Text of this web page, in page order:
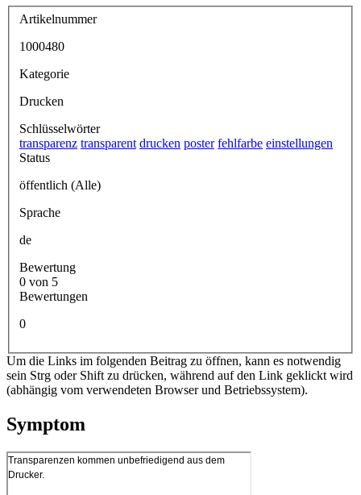
Artikelnummer
1000480
Kategorie
Drucken
Schlüsselwörter
transparenz transparent drucken poster fehlfarbe einstellungen
Status
öffentlich (Alle)
Sprache
de
Bewertung
0 von 5
Bewertungen
0
Um die Links im folgenden Beitrag zu öffnen, kann es notwendig
sein Strg oder Shift zu drücken, während auf den Link geklickt wird
(abhängig vom verwendeten Browser und Betriebssystem).
Symptom